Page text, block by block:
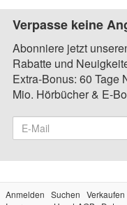
Verpasse keine
Abonniere jetzt
Rabatte und
Extra-Bonus: 60 Tage
Mio. Hörbücher & E-
Anmelden Suchen Verkaufen